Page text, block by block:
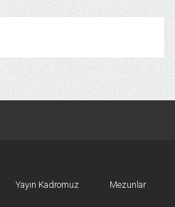
Yayın Kadromuz Mezunlar